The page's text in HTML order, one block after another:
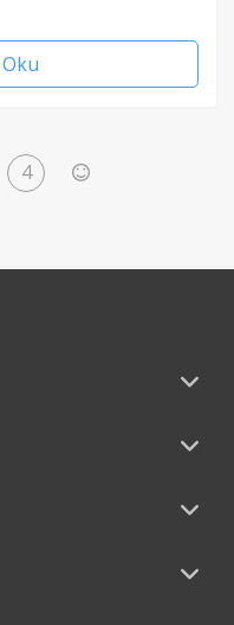
4